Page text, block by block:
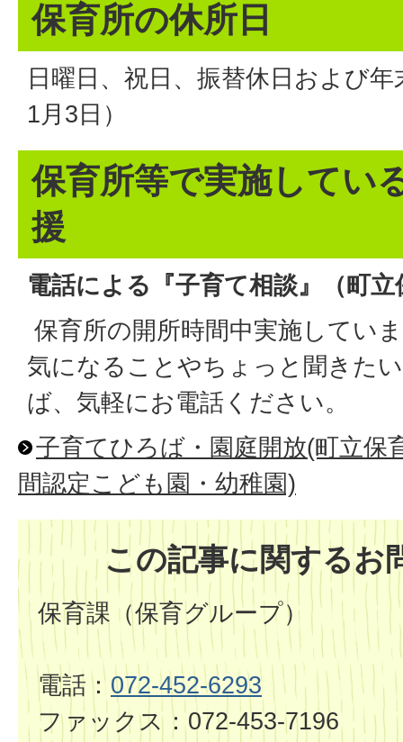
保育所の休所日
日曜日、祝日、振替休日および
1月3日）
保育所等で実施してい
援
電話による『子育て相談』（町立
保育所の開所時間中実施してい
気になることやちょっと聞きた
ば、気軽にお電話ください。
子育てひろば・園庭開放(町立保
間認定こども園・幼稚園)
この記事に関するお
保育課（保育グループ）
電話： 072-452-6293
ファックス：072-453-7196